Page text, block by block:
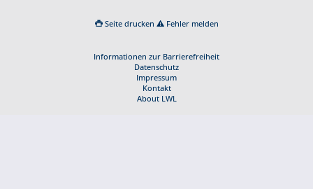
Seite drucken Fehler melden
Informationen zur Barrierefreiheit
Datenschutz
Impressum
Kontakt
About LWL